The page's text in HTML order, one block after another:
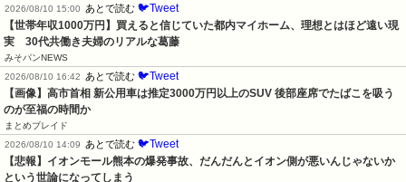
2026/08/10 15:00
あとで読む 🐦Tweet
【世帯年収1000万円】買えると信じていた都内マイホーム、理想とはほど遠い現
実　30代共働き夫婦のリアルな葛藤
みそパンNEWS
2026/08/10 16:42
あとで読む 🐦Tweet
【画像】高市首相 新公用車は推定3000万円以上のSUV 後部座席でたばこを吸う
のが至福の時間か
まとめブレイド
2026/08/10 14:09
あとで読む 🐦Tweet
【悲報】イオンモール熊本の爆発事故、だんだんとイオン側が悪いんじゃないか
という世論になってしまう